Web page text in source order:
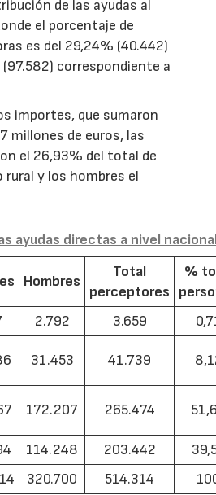
de las ayudas al
el porcentaje de
es del 29,24% (40.442)
correspondiente a
importes, que sumaron
millones de euros, las
el 26,93% del total de
rural y los hombres el
ayudas directas a nivel
Hombres
Total
perceptores
%
2.792 3.659
31.453 41.739
172.207 265.474
114.248 203.442
320.700 514.314